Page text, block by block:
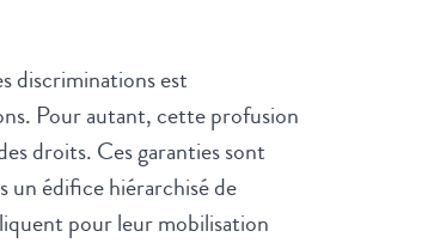
discriminations est
Pour autant, cette profusion
droits. Ces garanties sont
un édifice hiérarchisé de
pour leur mobilisation